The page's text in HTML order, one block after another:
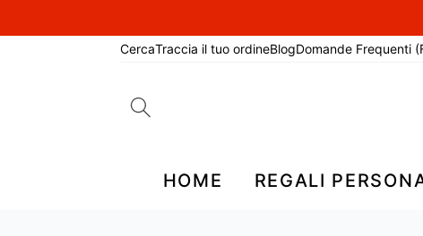
CercaTraccia il tuo ordineBlogDomande Frequenti
HOME REGALI